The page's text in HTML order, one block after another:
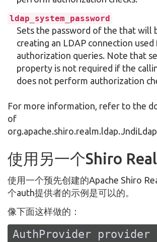
ldap_system_password
Sets the password of the that will
creating an LDAP connection
authorization queries. Note that
property is not required if the
does not perform authorization
For more information, refer to the
of
使用另一个Shiro
使用一个预先创建的Apache Shiro
个auth提供者的示例是可以的。
像下面这样做的：
AuthProvider